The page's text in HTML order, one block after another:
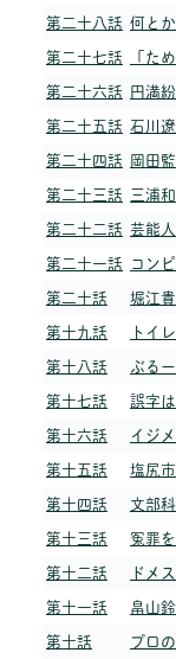
第二十八話 何と
第二十七話 「た
第二十六話 円満
第二十五話 石川
第二十四話 岡田
第二十三話 三浦
第二十二話 芸能
第二十一話 コン
第二十話 堀江
第十九話 トイ
第十八話 ぶる
第十七話 誤字
第十六話 イジ
第十五話 塩尻
第十四話 文部
第十三話 冤罪
第十二話 ドメ
第十一話 畠山
第十話 プロ